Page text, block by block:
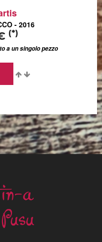
- 2016
(*)
a un singolo pezzo